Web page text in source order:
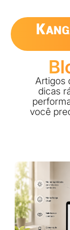
Artigos
dicas
você